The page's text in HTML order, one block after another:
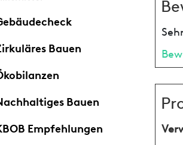
Bauen
Bauen
Empfehlungen